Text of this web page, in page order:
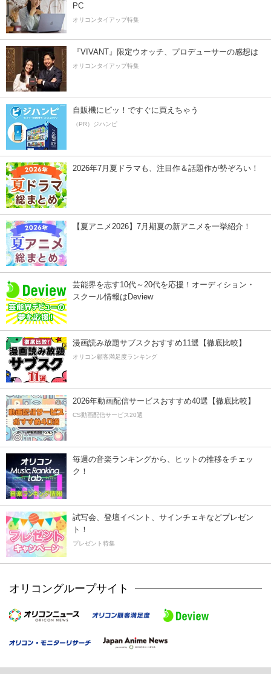
PC
オリコンタイアップ特集
『VIVANT』限定ウオッチ、プロデューサーの感想は
オリコンタイアップ特集
自販機にピッ！ですぐに買えちゃう
（PR）ジハンピ
2026年7月夏ドラマも、注目作＆話題作が勢ぞろい！
【夏アニメ2026】7月期夏の新アニメを一挙紹介！
芸能界を志す10代～20代を応援！オーディション・
スクール情報はDeview
漫画読み放題サブスクおすすめ11選【徹底比較】
オリコン顧客満足度ランキング
2026年動画配信サービスおすすめ40選【徹底比較】
CS動画配信サービス20選
毎週の音楽ランキングから、ヒットの推移をチェッ
ク！
試写会、登壇イベント、サインチェキなどプレゼン
ト！
プレゼント特集
オリコングループサイト